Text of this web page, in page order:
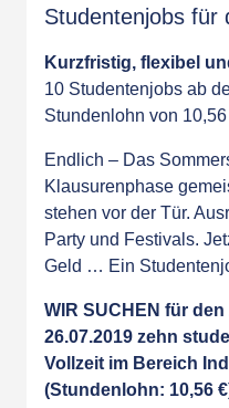
Studentenjobs für
Kurzfristig, flexibel
10 Studentenjobs ab
Stundenlohn von 10,56
Endlich – Das
Klausurenphase
stehen vor der Tür.
Party und Festivals.
Geld … Ein
WIR SUCHEN für
26.07.2019 zehn
Vollzeit im Bereich
(Stundenlohn: 10,56